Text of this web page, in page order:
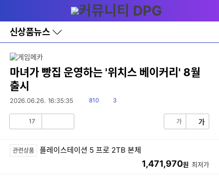
와
홈
신상품뉴스
바
로
레
이
토
마녀가 빵집 운영하는 '위치스 베이커리' 8월
출시
2026.06.26. 16:35:35
읽
810
댓
3
17 가 가
관련상품 플레이스테이션 5 프로 2TB 본체
1,471,970원 최저가